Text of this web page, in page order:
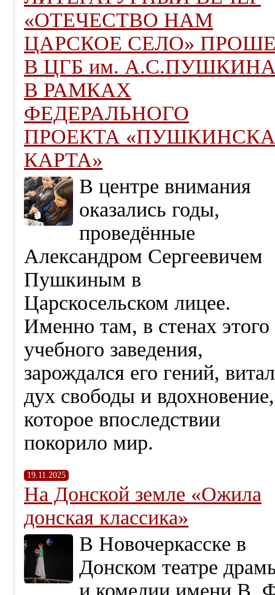
«ОТЕЧЕСТВО НАМ
ЦАРСКОЕ СЕЛО»
В ЦГБ им.
В РАМКАХ
ФЕДЕРАЛЬНОГО
ПРОЕКТА
КАРТА»
В центре внимания
оказались годы,
проведённые
Александром Сергеевичем
Пушкиным в
Царскосельском лицее.
Именно там, в стенах этого
учебного заведения,
зарождался его гений, витал
дух свободы и вдохновение,
которое впоследствии
покорило мир.
19.11.2025
На Донской земле «Ожила
донская классика»
В Новочеркасске в
Донском театре
и комедии имени В.